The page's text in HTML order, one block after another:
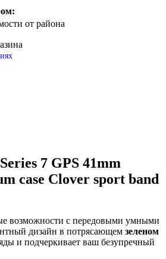
от района
7 GPS 41mm
case Clover sport band
возможности с передовыми умными
дизайн в потрясающем зеленом
и подчеркивает ваш безупречный